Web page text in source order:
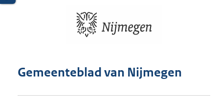
Gemeenteblad van Nijmegen